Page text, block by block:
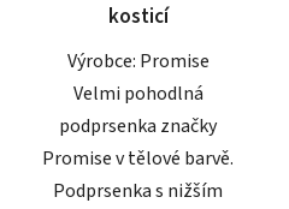
kosticí
Výrobce: Promise
Velmi pohodlná
podprsenka značky
Promise v tělové barvě.
Podprsenka s nižším